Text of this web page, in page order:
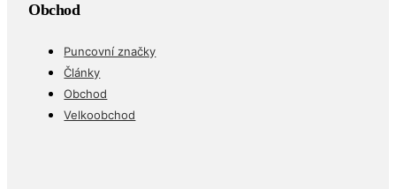
Články
Obchod
Velkoobchod